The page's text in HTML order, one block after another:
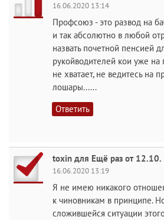
16.06.2020 13:14
Профсоюз - это развод на
и так абсолютно в любой
назвать почетной пенсией
рукойводителей кои уже на
не хватает, не ведитесь на
лошары......
Ответить
toxin для Ещё раз от 12.10.
16.06.2020 13:19
Я не имею никакого
к чиновникам в принципе.
сложившейся ситуации